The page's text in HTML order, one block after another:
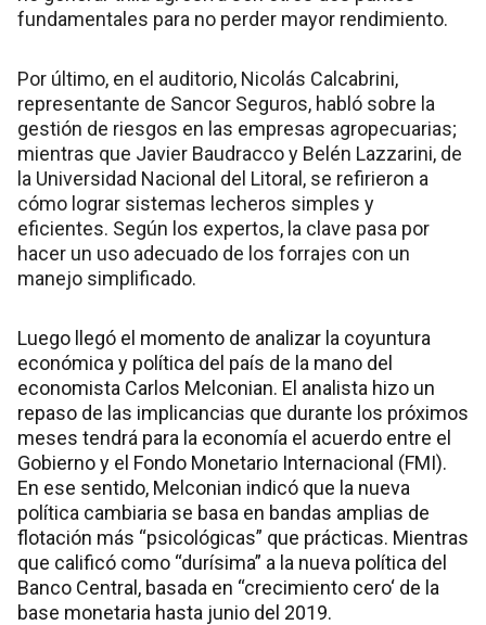
fundamentales para no perder mayor rendimiento.
Por último, en el auditorio, Nicolás Calcabrini,
representante de Sancor Seguros, habló sobre la
gestión de riesgos en las empresas agropecuarias;
mientras que Javier Baudracco y Belén Lazzarini, de
la Universidad Nacional del Litoral, se refirieron a
cómo lograr sistemas lecheros simples y
eficientes. Según los expertos, la clave pasa por
hacer un uso adecuado de los forrajes con un
manejo simplificado.
Luego llegó el momento de analizar la coyuntura
económica y política del país de la mano del
economista Carlos Melconian. El analista hizo un
repaso de las implicancias que durante los próximos
meses tendrá para la economía el acuerdo entre el
Gobierno y el Fondo Monetario Internacional (FMI).
En ese sentido, Melconian indicó que la nueva
política cambiaria se basa en bandas amplias de
flotación más “psicológicas” que prácticas. Mientras
que calificó como “durísima” a la nueva política del
Banco Central, basada en “crecimiento cero‘ de la
base monetaria hasta junio del 2019.